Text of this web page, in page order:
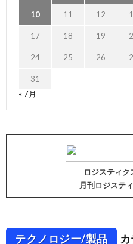
10 11 12
17 18 19
24 25 26
31
« 7月
ロジスティク
月刊ロジステ
テクノロジー/製品